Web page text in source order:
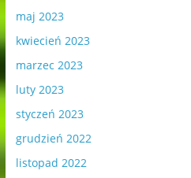
maj 2023
kwiecień 2023
marzec 2023
luty 2023
styczeń 2023
grudzień 2022
listopad 2022